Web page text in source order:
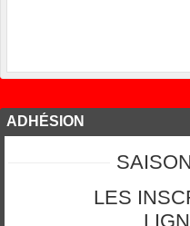
ADHÉSION
LES